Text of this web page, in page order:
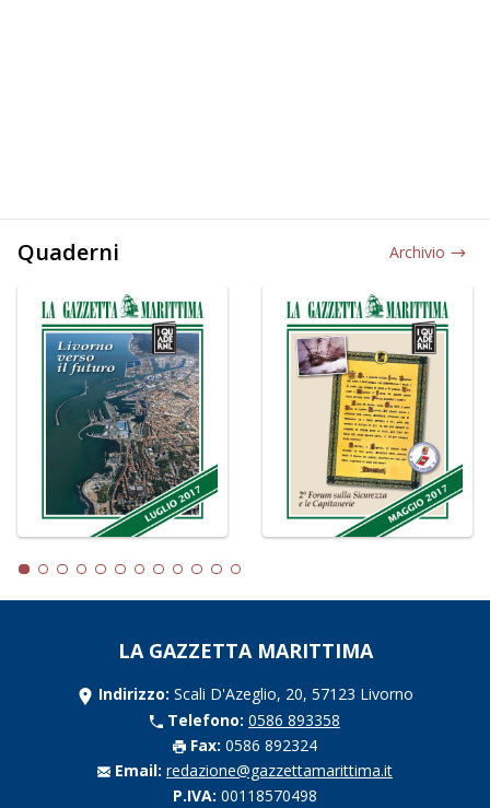
Quaderni Archivio
LA GAZZETTA MARITTIMA
Indirizzo: Scali D'Azeglio, 20, 57123 Livorno
Telefono: 0586 893358
Fax: 0586 892324
Email: redazione@gazzettamarittima.it
P.IVA: 00118570498